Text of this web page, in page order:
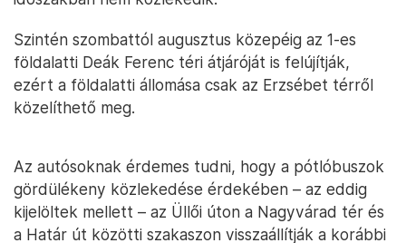
Szintén szombattól augusztus közepéig az 1-es
földalatti Deák Ferenc téri átjáróját is felújítják,
ezért a földalatti állomása csak az Erzsébet térről
közelíthető meg.
Az autósoknak érdemes tudni, hogy a pótlóbuszok
gördülékeny közlekedése érdekében – az eddig
kijelöltek mellett – az Üllői úton a Nagyvárad tér és
a Határ út közötti szakaszon visszaállítják a korábbi